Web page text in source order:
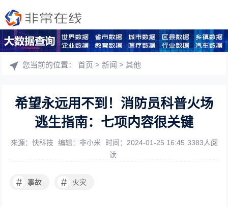
您当前的位置：首页 >新闻 >其他
希望永远用不到！消防员科普火场
逃生指南：七项内容很关键
来源：快科技 编辑：非小米 时间：2024-01-25 16:45 3383人阅
读
# 事故 # 火灾